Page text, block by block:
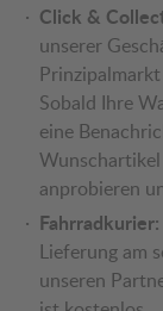
Click &
unserer
Sobald Ihre
eine
anprobieren
Fahrradkurier:
Lieferung am
unseren